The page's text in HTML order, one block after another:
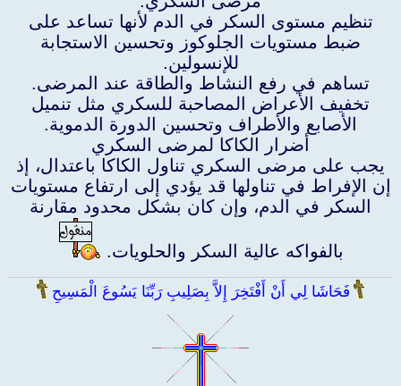
تنظيم مستوى السكر في الدم لأنها تساعد على
ضبط مستويات الجلوكوز وتحسين الاستجابة
للإنسولين.
تساهم في رفع النشاط والطاقة عند المرضى.
تخفيف الأعراض المصاحبة للسكري مثل تنميل
الأصابع والأطراف وتحسين الدورة الدموية.
أضرار الكاكا لمرضى السكري
يجب على مرضى السكري تناول الكاكا باعتدال، إذ
إن الإفراط في تناولها قد يؤدي إلى ارتفاع مستويات
السكر في الدم، وإن كان بشكل محدود مقارنة
بالفواكه عالية السكر والحلويات.
فَحَاشَا لِي أَنْ أَفْتَخِرَ إِلاَّ بِصَلِيبِ رَبِّنَا يَسُوعَ الْمَسِيحِ